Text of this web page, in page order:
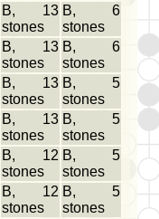
B, 13
stones
B, 6
stones
B, 13
stones
B, 6
stones
B, 13
stones
B, 5
stones
B, 13
stones
B, 5
stones
B, 12
stones
B, 5
stones
B, 12
stones
B, 5
stones